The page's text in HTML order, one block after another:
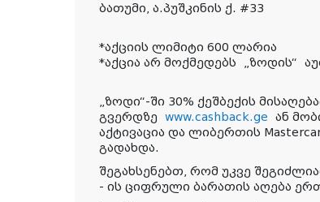
ბათუმი, ა.პუშკინის ქ. #33
*აქციის ლიმიტი 600 ლარია
*აქცია არ მოქმედებს
ზოდის“
ზოდი“-ში 30% ქეშბექის
გვერდზე www.cashback.ge ან
აქტივაცია და ლიბერთის
გადახდა.
შეგახსენებთ, რომ უკვე
- ის ციფრული ბარათის აღება